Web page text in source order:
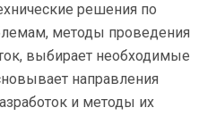
решения по
методы проведения
выбирает необходимые
направления
и методы их